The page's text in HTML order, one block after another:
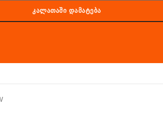
ᲙᲐᲚᲐᲗᲐᲨᲘ ᲓᲐᲛᲐᲢᲔᲑᲐ